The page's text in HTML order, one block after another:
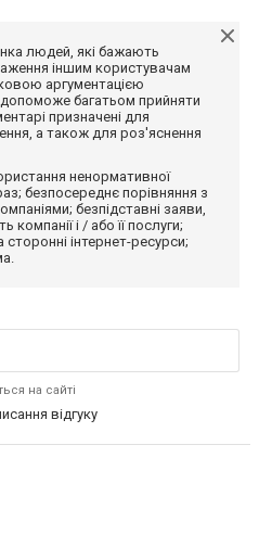
людей, які бажають
іншим користувачам
аргументацією
багатьом прийняти
призначені для
а також для роз'яснення
ненормативної
безпосереднє порівняння з
безпідставні заяви,
і / або її послуги;
інтернет-ресурси;
на сайті
відгуку